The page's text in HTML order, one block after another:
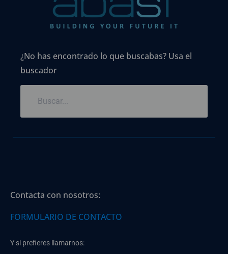
¿No has encontrado lo que buscabas? Usa el
buscador
Contacta con nosotros:
FORMULARIO DE CONTACTO
Y si prefieres llamarnos: